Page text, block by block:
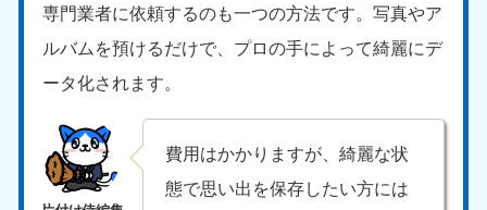
専門業者に依頼するのも一つの方法です。写真やア
ルバムを預けるだけで、プロの手によって綺麗にデ
ータ化されます。
費用はかかりますが、綺麗な状
態で思い出を保存したい方には